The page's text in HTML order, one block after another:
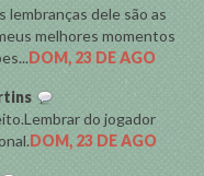
lembranças dele são as
melhores momentos
DOM, 23 DE AGO
do jogador
DOM, 23 DE AGO